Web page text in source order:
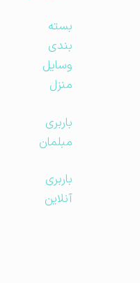
بسته
بندی
وسایل
منزل
باربری
مبلمان
باربری
آنلاین